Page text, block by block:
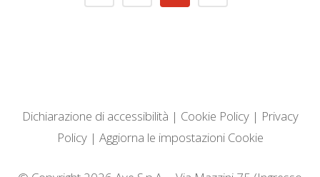
Dichiarazione di accessibilità | Cookie Policy| Privacy
Policy| Aggiorna le impostazioni Cookie